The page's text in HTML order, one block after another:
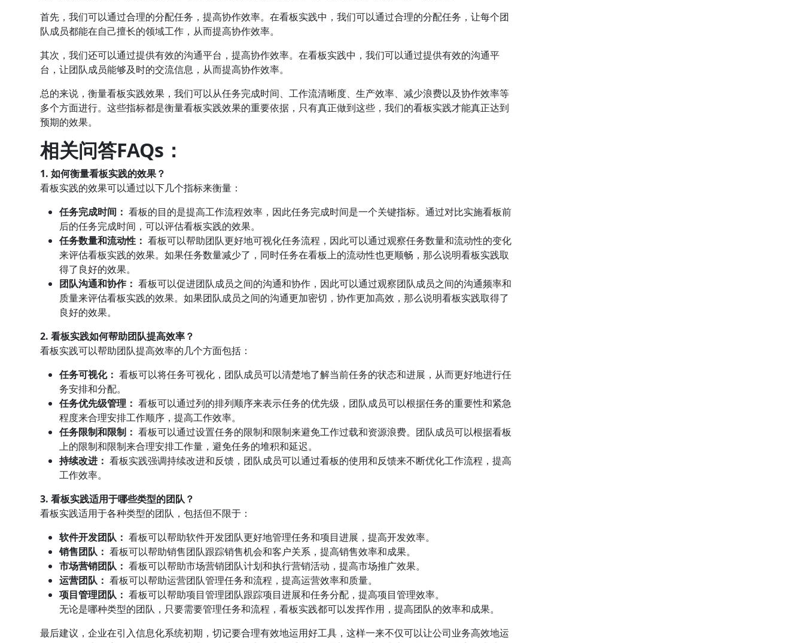
首先，我们可以通过合理的分配任务，提高协作效率。在看板实践中，我们可以通过合理的分配任务，让每个团
队成员都能在自己擅长的领域工作，从而提高协作效率。
其次，我们还可以通过提供有效的沟通平台，提高协作效率。在看板实践中，我们可以通过提供有效的沟通平
台，让团队成员能够及时的交流信息，从而提高协作效率。
总的来说，衡量看板实践效果，我们可以从任务完成时间、工作流清晰度、生产效率、减少浪费以及协作效率等
多个方面进行。这些指标都是衡量看板实践效果的重要依据，只有真正做到这些，我们的看板实践才能真正达到
预期的效果。
相关问答FAQs：
1. 如何衡量看板实践的效果？
看板实践的效果可以通过以下几个指标来衡量：
任务完成时间： 看板的目的是提高工作流程效率，因此任务完成时间是一个关键指标。通过对比实施看板前
后的任务完成时间，可以评估看板实践的效果。
任务数量和流动性： 看板可以帮助团队更好地可视化任务流程，因此可以通过观察任务数量和流动性的变化
来评估看板实践的效果。如果任务数量减少了，同时任务在看板上的流动性也更顺畅，那么说明看板实践取
得了良好的效果。
团队沟通和协作： 看板可以促进团队成员之间的沟通和协作，因此可以通过观察团队成员之间的沟通频率和
质量来评估看板实践的效果。如果团队成员之间的沟通更加密切，协作更加高效，那么说明看板实践取得了
良好的效果。
2. 看板实践如何帮助团队提高效率？
看板实践可以帮助团队提高效率的几个方面包括：
任务可视化： 看板可以将任务可视化，团队成员可以清楚地了解当前任务的状态和进展，从而更好地进行任
务安排和分配。
任务优先级管理： 看板可以通过列的排列顺序来表示任务的优先级，团队成员可以根据任务的重要性和紧急
程度来合理安排工作顺序，提高工作效率。
任务限制和限制： 看板可以通过设置任务的限制和限制来避免工作过载和资源浪费。团队成员可以根据看板
上的限制和限制来合理安排工作量，避免任务的堆积和延迟。
持续改进： 看板实践强调持续改进和反馈，团队成员可以通过看板的使用和反馈来不断优化工作流程，提高
工作效率。
3. 看板实践适用于哪些类型的团队？
看板实践适用于各种类型的团队，包括但不限于：
软件开发团队： 看板可以帮助软件开发团队更好地管理任务和项目进展，提高开发效率。
销售团队： 看板可以帮助销售团队跟踪销售机会和客户关系，提高销售效率和成果。
市场营销团队： 看板可以帮助市场营销团队计划和执行营销活动，提高市场推广效果。
运营团队： 看板可以帮助运营团队管理任务和流程，提高运营效率和质量。
项目管理团队： 看板可以帮助项目管理团队跟踪项目进展和任务分配，提高项目管理效率。
无论是哪种类型的团队，只要需要管理任务和流程，看板实践都可以发挥作用，提高团队的效率和成果。
最后建议，企业在引入信息化系统初期，切记要合理有效地运用好工具，这样一来不仅可以让公司业务高效地运